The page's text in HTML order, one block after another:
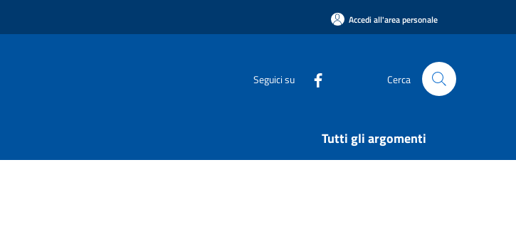
Accedi all'area personale
Seguici su Cerca
Tutti gli argomenti